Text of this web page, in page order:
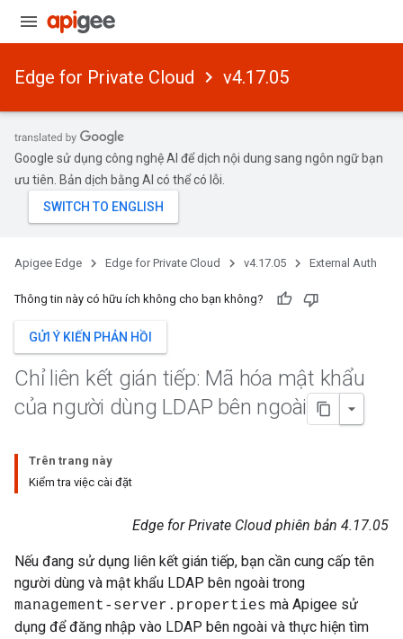
Edge for Private Cloud v4.17.05
Google sử dụng công nghệ AI để dịch nội dung sang ngôn ngữ bạn
ưu tiên. Bản dịch bằng AI có thể có lỗi.
Apigee Edge Edge for Private Cloud v4.17.05 External Auth
Thông tin này có hữu ích không cho bạn không?
GỬI Ý KIẾN PHẢN HỒI
Chỉ liên kết gián tiếp: Mã hóa mật khẩu
của người dùng LDAP bên ngoài
Trên trang này
Kiểm tra việc cài đặt
Edge for Private Cloud phiên bản 4.17.05
Nếu đang sử dụng liên kết gián tiếp, bạn cần cung cấp tên
người dùng và mật khẩu LDAP bên ngoài trong
management-server.properties mà Apigee sử
dụng để đăng nhập vào LDAP bên ngoài và thực hiện tìm